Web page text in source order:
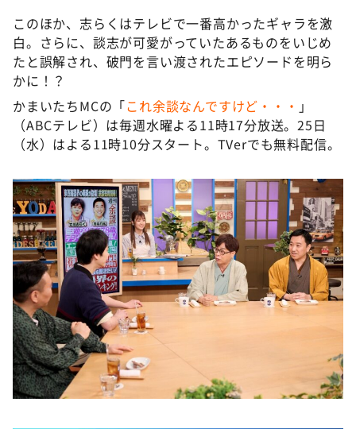
このほか、志らくはテレビで一番高かったギャラを激
白。さらに、談志が可愛がっていたあるものをいじめ
たと誤解され、破門を言い渡されたエピソードを明ら
かに！？
かまいたちMCの「これ余談なんですけど・・・ 」
（ABCテレビ）は毎週水曜よる11時17分放送。25日
（水）はよる11時10分スタート。TVerでも無料配信。